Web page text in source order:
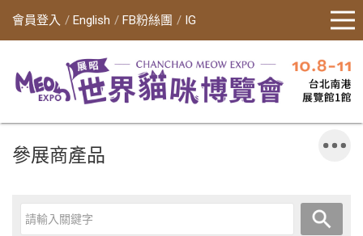
會員登入 English FB粉絲團 IG
參展商產品